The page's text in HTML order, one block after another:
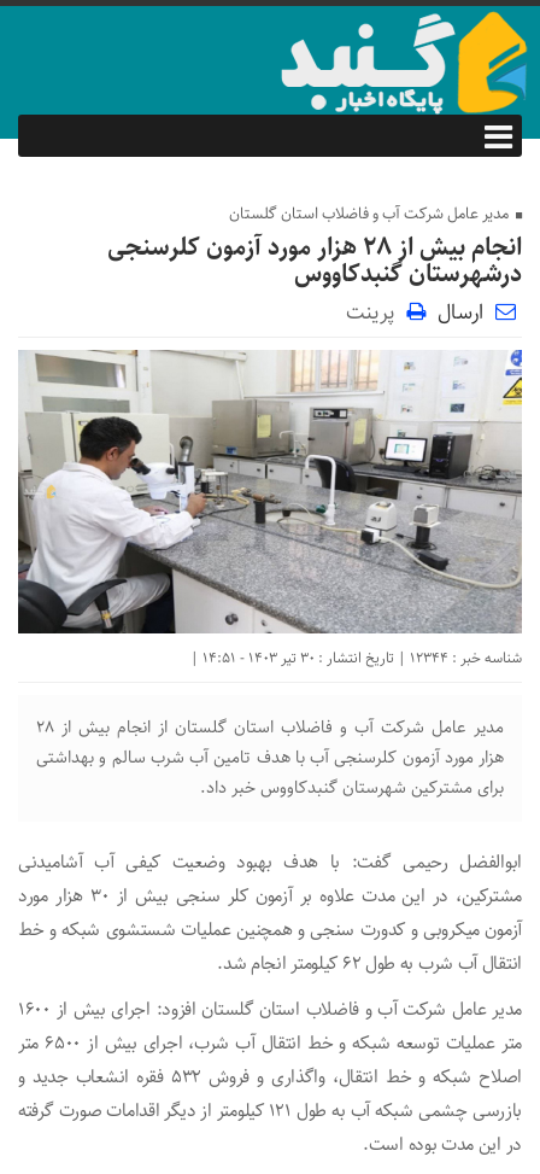
مدیر عامل شرکت آب و فاضلاب استان گلستان
انجام بیش از ۲۸ هزار مورد آزمون کلرسنجی
درشهرستان گنبدکاووس
ارسال پرینت
شناسه خبر : 12344 | تاریخ انتشار : 30 تیر 1403 - 14:51 |
مدیر عامل شرکت آب و فاضلاب استان گلستان از انجام بیش از ۲۸
هزار مورد آزمون کلرسنجی آب با هدف تامین آب شرب سالم و بهداشتی
برای مشترکین شهرستان گنبدکاووس خبر داد.
ابوالفضل رحیمی گفت: با هدف بهبود وضعیت کیفی آب آشامیدنی
مشترکین، در این مدت علاوه بر آزمون کلر سنجی بیش از ۳۰ هزار مورد
آزمون میکروبی و کدورت سنجی و همچنین عملیات شستشوی شبکه و خط
انتقال آب شرب به طول ۶۲ کیلومتر انجام شد.
مدیر عامل شرکت آب و فاضلاب استان گلستان افزود: اجرای بیش از ۱۶۰۰
متر عملیات توسعه شبکه و خط انتقال آب شرب، اجرای بیش از ۶۵۰۰ متر
اصلاح شبکه و خط انتقال، واگذاری و فروش ۵۳۲ فقره انشعاب جدید و
بازرسی چشمی شبکه آب به طول ۱۲۱ کیلومتر از دیگر اقدامات صورت گرفته
در این مدت بوده است.